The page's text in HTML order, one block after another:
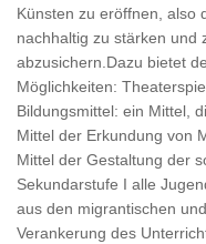
Künsten zu eröffnen, also
nachhaltig zu stärken und
abzusichern.Dazu bietet
Möglichkeiten:
Bildungsmittel: ein Mittel,
Mittel der Erkundung von
Mittel der Gestaltung der
Sekundarstufe I alle
aus den migrantischen
Verankerung des